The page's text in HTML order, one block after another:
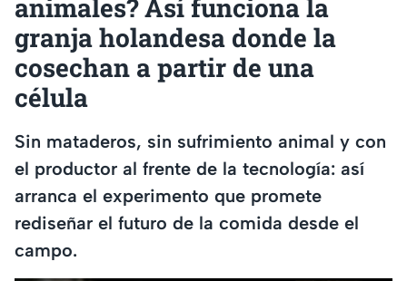
animales? Así funciona la
granja holandesa donde la
cosechan a partir de una
célula
Sin mataderos, sin sufrimiento animal y con
el productor al frente de la tecnología: así
arranca el experimento que promete
rediseñar el futuro de la comida desde el
campo.